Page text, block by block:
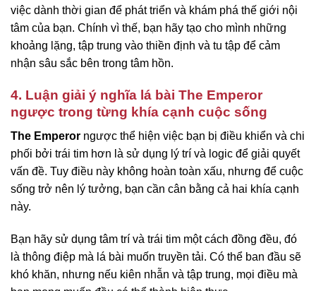
việc dành thời gian để phát triển và khám phá thế giới nội
tâm của bạn. Chính vì thế, bạn hãy tạo cho mình những
khoảng lặng, tập trung vào thiền định và tu tập để cảm
nhận sâu sắc bên trong tâm hồn.
4. Luận giải ý nghĩa lá bài The Emperor
ngược trong từng khía cạnh cuộc sống
The Emperor ngược thể hiện việc bạn bị điều khiển và chi
phối bởi trái tim hơn là sử dụng lý trí và logic để giải quyết
vấn đề. Tuy điều này không hoàn toàn xấu, nhưng để cuộc
sống trở nên lý tưởng, bạn cần cân bằng cả hai khía cạnh
này.
Bạn hãy sử dụng tâm trí và trái tim một cách đồng đều, đó
là thông điệp mà lá bài muốn truyền tải. Có thể ban đầu sẽ
khó khăn, nhưng nếu kiên nhẫn và tập trung, mọi điều mà